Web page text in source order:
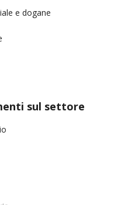
e dogane
sul settore